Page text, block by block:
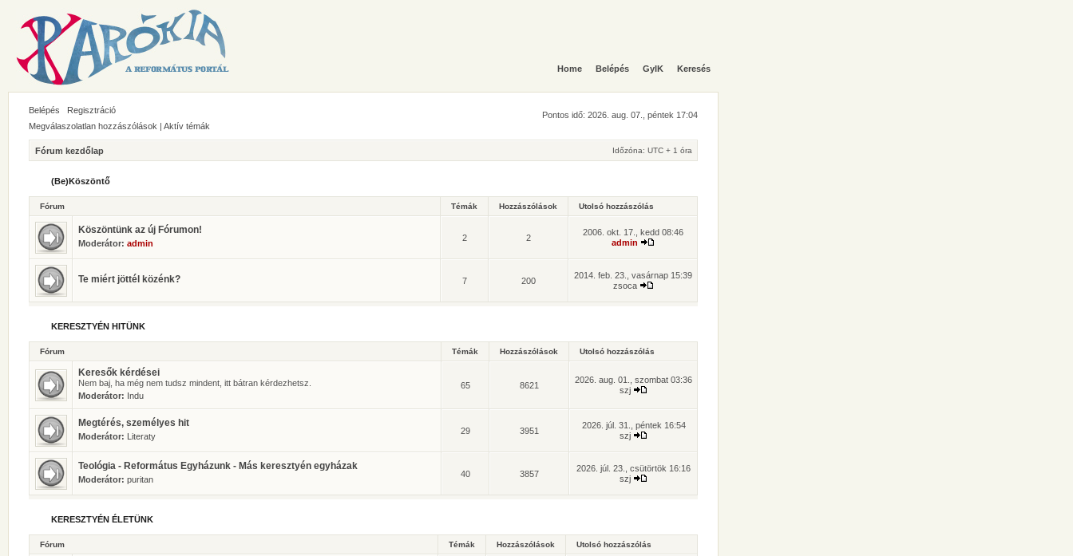
Home Belépés GyIK Keresés
Belépés Regisztráció
Pontos idő: 2026. aug. 07., péntek 17:04
Megválaszolatlan hozzászólások | Aktív témák
Fórum kezdőlap Időzóna: UTC + 1 óra
(Be)Köszöntő
Fórum Témák Hozzászólások Utolsó hozzászólás
Köszöntünk az új Fórumon!
Moderátor: admin
2 2
2006. okt. 17., kedd 08:46
admin
Te miért jöttél közénk? 7 200
2014. feb. 23., vasárnap 15:39
zsoca
KERESZTYÉN HITÜNK
Fórum Témák Hozzászólások Utolsó hozzászólás
Keresők kérdései
Nem baj, ha még nem tudsz mindent, itt bátran kérdezhetsz.
Moderátor: Indu
65 8621
2026. aug. 01., szombat 03:36
szj
Megtérés, személyes hit
Moderátor: Literaty
29 3951
2026. júl. 31., péntek 16:54
szj
Teológia - Református Egyházunk - Más keresztyén egyházak
Moderátor: puritan
40 3857
2026. júl. 23., csütörtök 16:16
szj
KERESZTYÉN ÉLETÜNK
Fórum Témák Hozzászólások Utolsó hozzászólás